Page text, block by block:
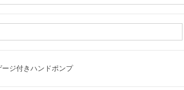
ージ付きハンドポンプ